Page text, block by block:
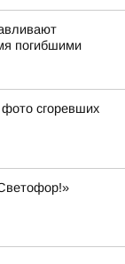
погибшими
сгоревших